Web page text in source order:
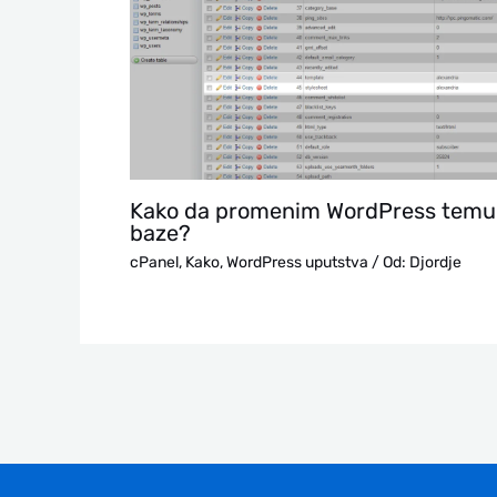
Kako da promenim WordPress
baze?
cPanel, Kako,WordPress uputstva / Od: Djordje